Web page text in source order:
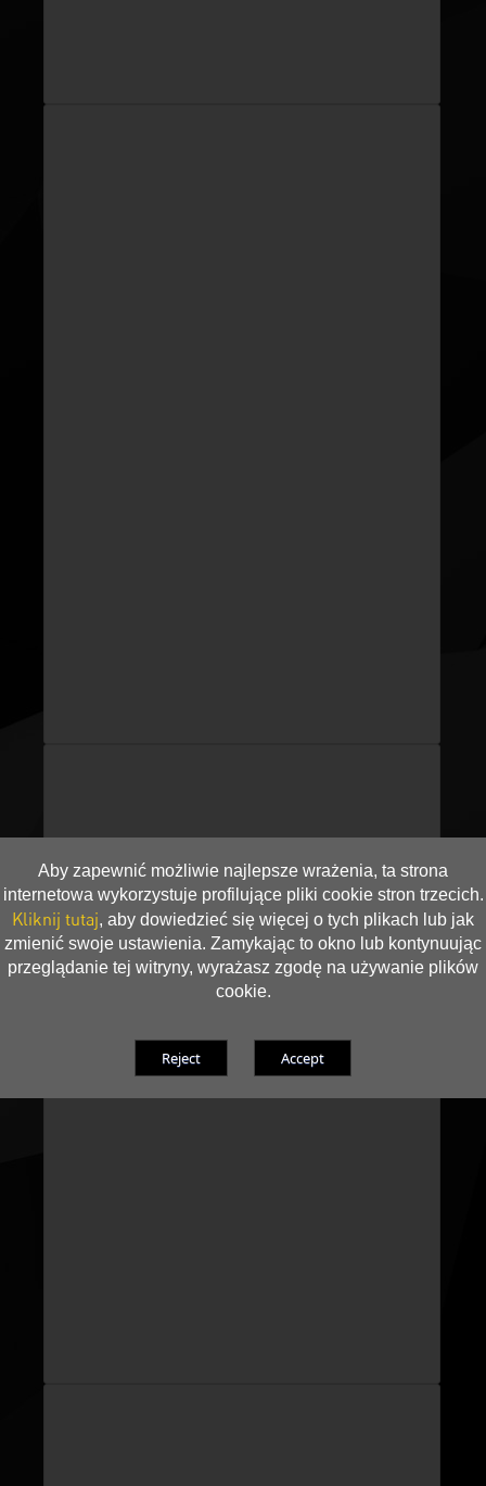
Aby zapewnić możliwie najlepsze wrażenia, ta strona
internetowa wykorzystuje profilujące pliki cookie stron trzecich.
Kliknij tutaj, aby dowiedzieć się więcej o tych plikach lub jak
zmienić swoje ustawienia. Zamykając to okno lub kontynuując
przeglądanie tej witryny, wyrażasz zgodę na używanie plików
cookie.